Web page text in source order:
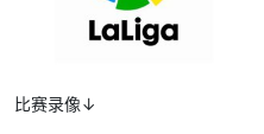
比赛录像↓